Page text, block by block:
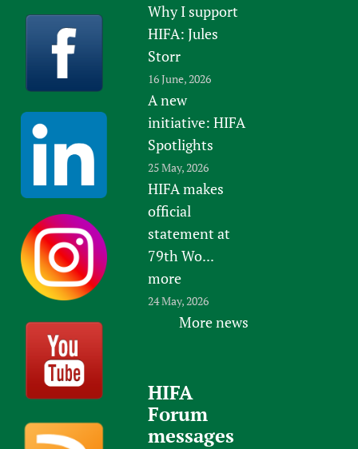
Why I support
HIFA: Jules
Storr
16 June, 2026
A new
initiative: HIFA
Spotlights
25 May, 2026
HIFA makes
official
statement at
79th Wo...
more
24 May, 2026
More news
HIFA
Forum
messages